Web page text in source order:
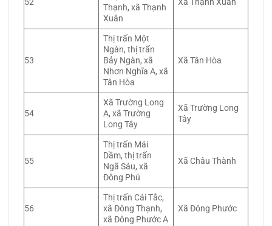
52
Thạnh, xã Thạnh
Xuân
Xã Thạnh Xuân
53
Thị trấn Một
Ngàn, thị trấn
Bảy Ngàn, xã
Nhơn Nghĩa A, xã
Tân Hòa
Xã Tân Hòa
54
Xã Trường Long
A, xã Trường
Long Tây
Xã Trường Long
Tây
55
Thị trấn Mái
Dầm, thị trấn
Ngã Sáu, xã
Đông Phú
Xã Châu Thành
56
Thị trấn Cái Tắc,
xã Đông Thạnh,
xã Đông Phước A
Xã Đông Phước